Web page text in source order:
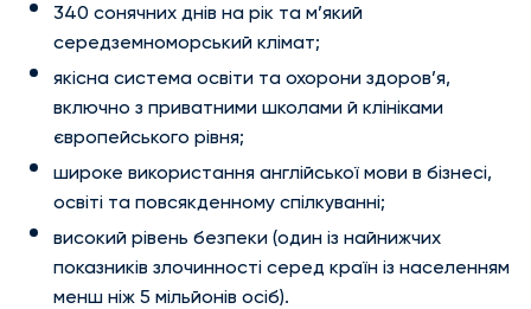
340 сонячних днів на рік та м’який
середземноморський клімат;
якісна система освіти та охорони здоров’я,
включно з приватними школами й клініками
європейського рівня;
широке використання англійської мови в бізнесі,
освіті та повсякденному спілкуванні;
високий рівень безпеки (один із найнижчих
показників злочинності серед країн із населенням
менш ніж 5 мільйонів осіб).